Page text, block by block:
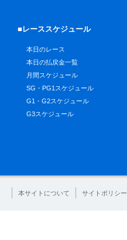
■レーススケジュール
本日のレース
本日の払戻金一覧
月間スケジュール
SG・PG1スケジュール
G1・G2スケジュール
G3スケジュール
本サイトについて サイトポリシー